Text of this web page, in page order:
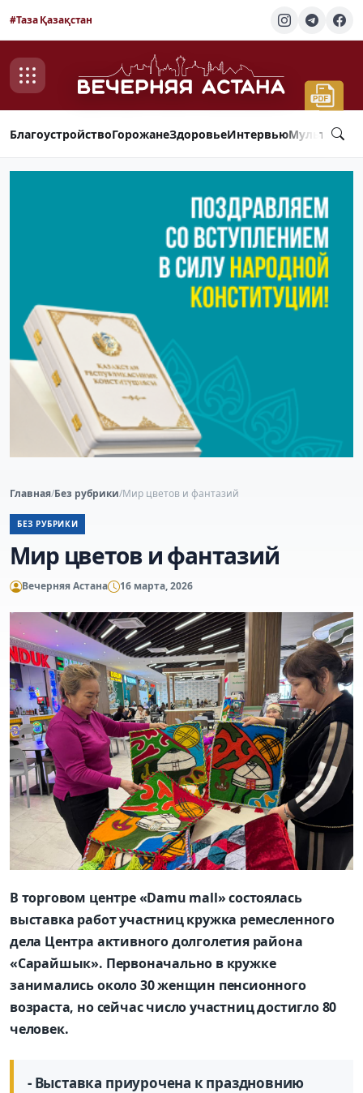
#Таза Қазақстан
БлагоустройствоГорожанеЗдоровьеИнтервью
Главная/Без рубрики/Мир цветов и фантазий
БЕЗ РУБРИКИ
Мир цветов и фантазий
Вечерняя Астана 16 марта, 2026
В торговом центре «Damu mall» состоялась
выставка работ участниц кружка ремесленного
дела Центра активного долголетия района
«Сарайшык». Первоначально в кружке
занимались около 30 женщин пенсионного
возраста, но сейчас число участниц достигло 80
человек.
- Выставка приурочена к праздновнию